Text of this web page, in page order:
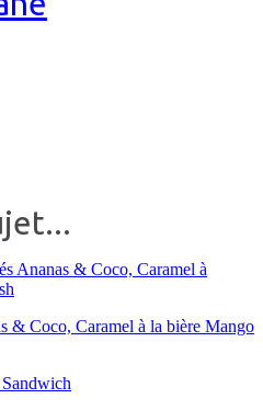
& Coco, Caramel à la bière Mango